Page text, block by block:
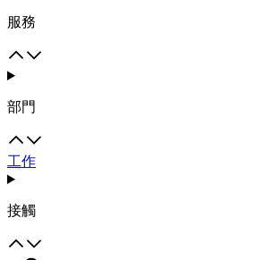
服務
部門
工作
接觸